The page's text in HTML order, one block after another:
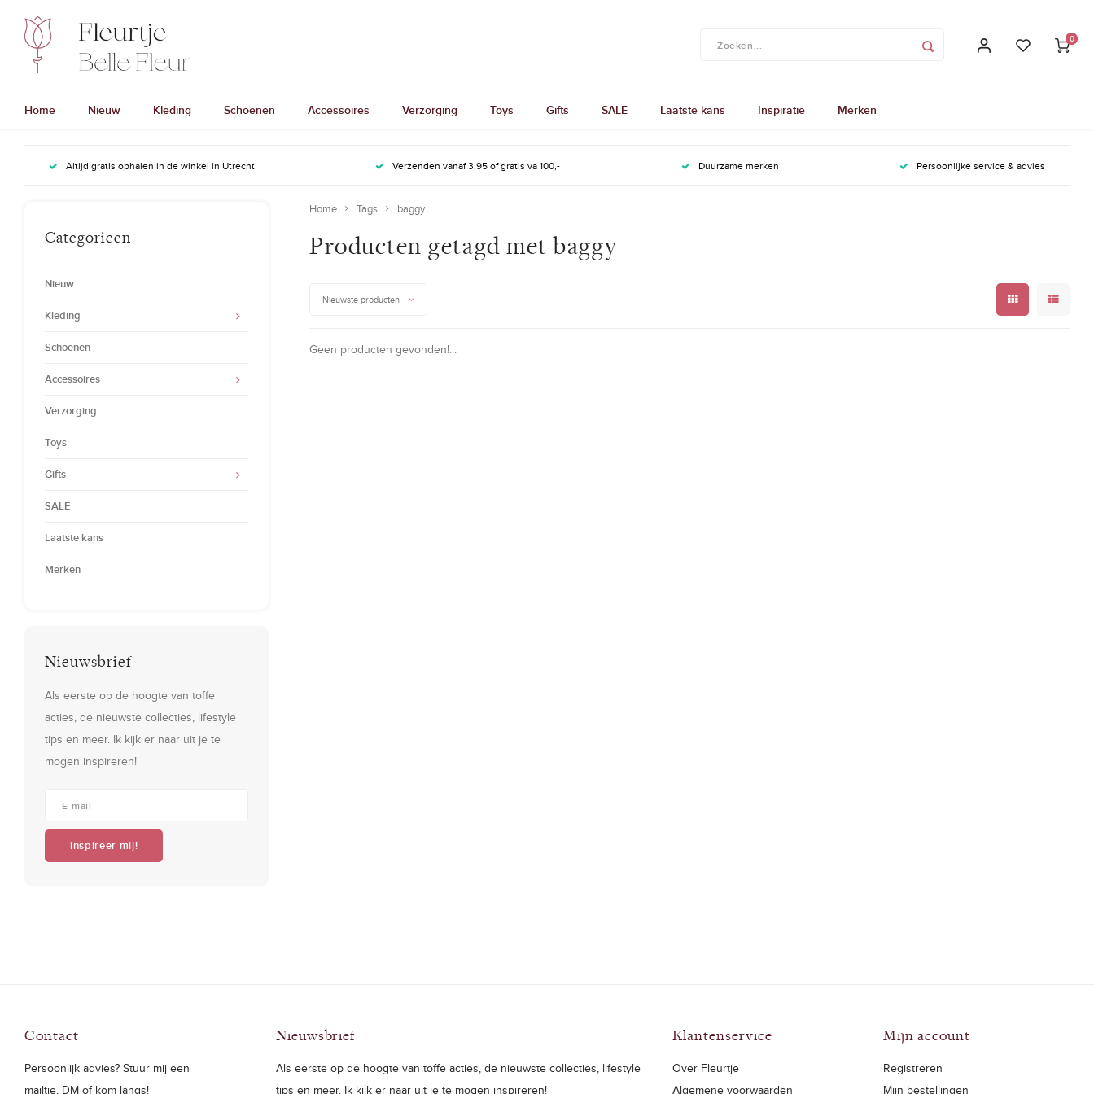
0
Home Nieuw Kleding Schoenen Accessoires Verzorging Toys Gifts SALE Laatste kans Inspiratie Merken
Altijd gratis ophalen in de winkel in Utrecht Verzenden vanaf 3,95 of gratis va 100,- Duurzame merken Persoonlijke service & advies
Categorieën
Nieuw
Kleding
Schoenen
Accessoires
Verzorging
Toys
Gifts
SALE
Laatste kans
Merken
Nieuwsbrief
Als eerste op de hoogte van toffe
acties, de nieuwste collecties, lifestyle
tips en meer. Ik kijk er naar uit je te
mogen inspireren!
inspireer mij!
Home Tags baggy
Producten getagd met baggy
Nieuwste producten
Geen producten gevonden!...
Contact
Persoonlijk advies? Stuur mij een
mailtje, DM of kom langs!
Nieuwsbrief
Als eerste op de hoogte van toffe acties, de nieuwste collecties, lifestyle
tips en meer. Ik kijk er naar uit je te mogen inspireren!
Klantenservice
Over Fleurtje
Algemene voorwaarden
Mijn account
Registreren
Mijn bestellingen